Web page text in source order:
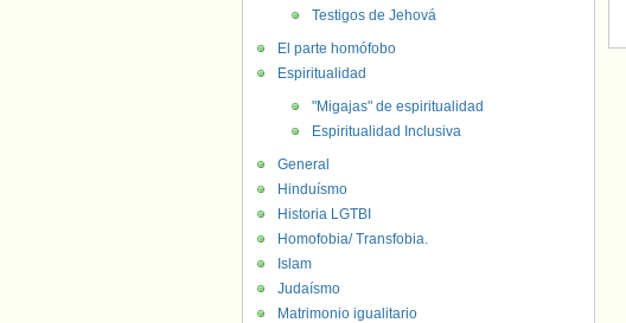
Testigos de Jehová
El parte homófobo
Espiritualidad
"Migajas" de espiritualidad
Espiritualidad Inclusiva
General
Hinduísmo
Historia LGTBI
Homofobia/ Transfobia.
Islam
Judaísmo
Matrimonio igualitario